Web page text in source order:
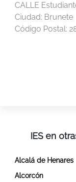
CALLE
Ciudad: Brunete
Código Postal:
IES en
Alcalá de Henares
Alcorcón